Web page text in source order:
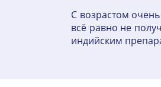
С возрастом
всё равно не
индийским